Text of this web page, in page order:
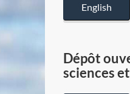
English
Dépôt
sciences